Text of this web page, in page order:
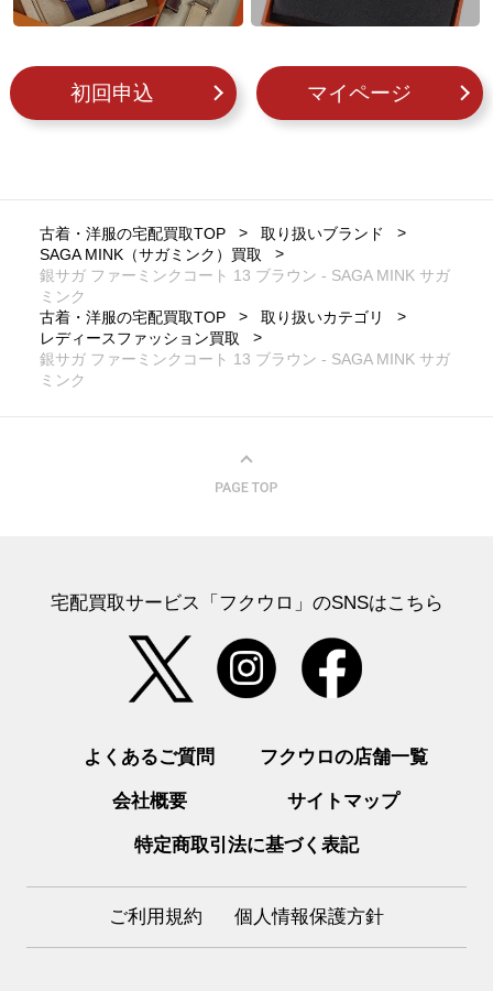
初回申込 マイページ
古着・洋服の宅配買取TOP
取り扱いブランド
SAGA MINK（サガミンク）買取
銀サガ ファーミンクコート 13 ブラウン - SAGA MINK サガ
ミンク
古着・洋服の宅配買取TOP
取り扱いカテゴリ
レディースファッション買取
銀サガ ファーミンクコート 13 ブラウン - SAGA MINK サガ
ミンク
宅配買取サービス「フクウロ」のSNSはこちら
よくあるご質問 フクウロの店舗一覧
会社概要 サイトマップ
特定商取引法に基づく表記
ご利用規約 個人情報保護方針